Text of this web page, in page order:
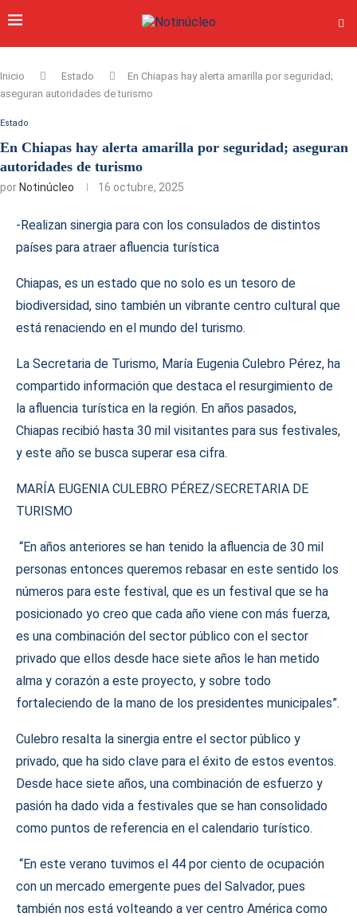
Inicio Estado
En Chiapas hay alerta amarilla por seguridad;
aseguran autoridades de turismo
Estado
En Chiapas hay alerta amarilla por seguridad; aseguran
autoridades de turismo
por Notinúcleo 16 octubre, 2025
-Realizan sinergia para con los consulados de distintos
países para atraer afluencia turística
Chiapas, es un estado que no solo es un tesoro de
biodiversidad, sino también un vibrante centro cultural que
está renaciendo en el mundo del turismo.
La Secretaria de Turismo, María Eugenia Culebro Pérez, ha
compartido información que destaca el resurgimiento de
la afluencia turística en la región. En años pasados,
Chiapas recibió hasta 30 mil visitantes para sus festivales,
y este año se busca superar esa cifra.
MARÍA EUGENIA CULEBRO PÉREZ/SECRETARIA DE
TURISMO
“En años anteriores se han tenido la afluencia de 30 mil
personas entonces queremos rebasar en este sentido los
números para este festival, que es un festival que se ha
posicionado yo creo que cada año viene con más fuerza,
es una combinación del sector público con el sector
privado que ellos desde hace siete años le han metido
alma y corazón a este proyecto, y sobre todo
fortaleciendo de la mano de los presidentes municipales”.
Culebro resalta la sinergia entre el sector público y
privado, que ha sido clave para el éxito de estos eventos.
Desde hace siete años, una combinación de esfuerzo y
pasión ha dado vida a festivales que se han consolidado
como puntos de referencia en el calendario turístico.
“En este verano tuvimos el 44 por ciento de ocupación
con un mercado emergente pues del Salvador, pues
también nos está volteando a ver centro América como